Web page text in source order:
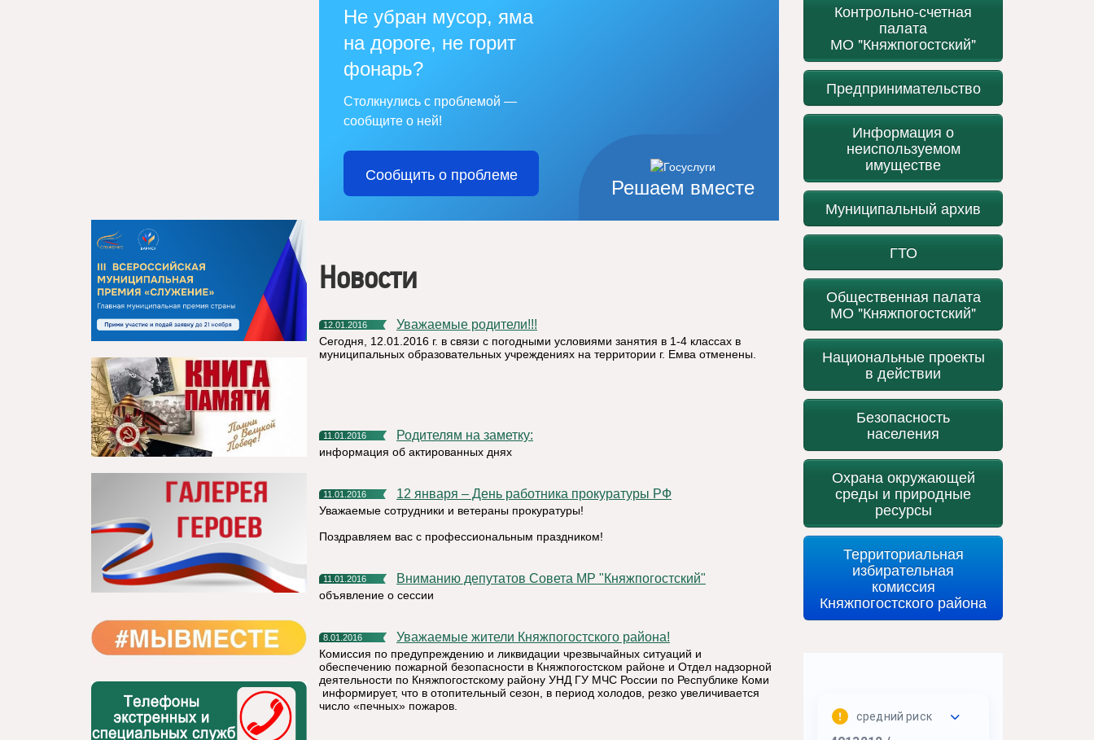
Решаем вместе
Не убран мусор, яма
на дороге, не горит
фонарь?
Столкнулись с проблемой —
сообщите о ней!
Сообщить о проблеме
Новости
12.01.2016 Уважаемые родители!!!
Сегодня, 12.01.2016 г. в связи с погодными условиями занятия в 1-4 классах в
муниципальных образовательных учреждениях на территории г. Емва отменены.
11.01.2016 Родителям на заметку:
информация об актированных днях
11.01.2016 12 января – День работника прокуратуры РФ
Уважаемые сотрудники и ветераны прокуратуры!
Поздравляем вас с профессиональным праздником!
11.01.2016 Вниманию депутатов Совета МР "Княжпогостский"
объявление о сессии
8.01.2016 Уважаемые жители Княжпогостского района!
Комиссия по предупреждению и ликвидации чрезвычайных ситуаций и
обеспечению пожарной безопасности в Княжпогостском районе и Отдел надзорной
деятельности по Княжпогостскому району УНД ГУ МЧС России по Республике Коми
информирует, что в отопительный сезон, в период холодов, резко увеличивается
число «печных» пожаров.
Контрольно-счетная
палата
МО "Княжпогостский"
Предпринимательство
Информация о
неиспользуемом
имуществе
Муниципальный архив
ГТО
Общественная палата
МО "Княжпогостский"
Национальные проекты
в действии
Безопасность
населения
Охрана окружающей
среды и природные
ресурсы
Территориальная
избирательная
комиссия
Княжпогостского района